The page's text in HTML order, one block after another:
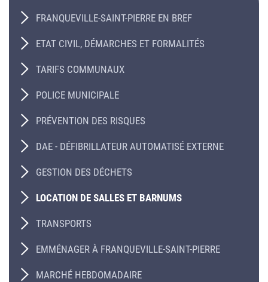
FRANQUEVILLE-SAINT-PIERRE EN BREF
ETAT CIVIL, DÉMARCHES ET FORMALITÉS
TARIFS COMMUNAUX
POLICE MUNICIPALE
PRÉVENTION DES RISQUES
DAE - DÉFIBRILLATEUR AUTOMATISÉ EXTERNE
GESTION DES DÉCHETS
LOCATION DE SALLES ET BARNUMS
TRANSPORTS
EMMÉNAGER À FRANQUEVILLE-SAINT-PIERRE
MARCHÉ HEBDOMADAIRE